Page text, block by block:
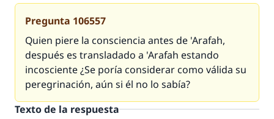
Pregunta 106557
Quien piere la consciencia antes de 'Arafah,
después es transladado a 'Arafah estando
incosciente ¿Se poría considerar como válida su
peregrinación, aún si él no lo sabía?
Texto de la respuesta